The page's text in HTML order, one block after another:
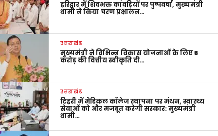
हरिद्वार में शिवभक्त कांवड़ियों पर पुष्पवर्षा, मुख्यमंत्री
धामी ने किया चरण प्रक्षालन…
उत्तराखंड
मुख्यमंत्री ने विभिन्न विकास योजनाओं के लिए ₹5
करोड़ की वित्तीय स्वीकृति दी…
उत्तराखंड
टिहरी में मेडिकल कॉलेज स्थापना पर मंथन, स्वास्थ्य
सेवाओं को और मजबूत करेगी सरकार: मुख्यमंत्री
धामी…